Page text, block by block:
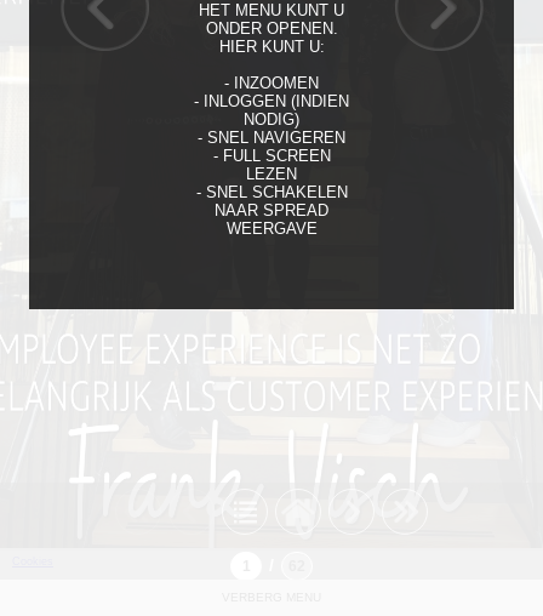
HET MENU KUNT U
ONDER OPENEN.
HIER KUNT U:
- INZOOMEN
- INLOGGEN (INDIEN
NODIG)
- SNEL NAVIGEREN
- FULL SCREEN
LEZEN
- SNEL SCHAKELEN
NAAR SPREAD
WEERGAVE